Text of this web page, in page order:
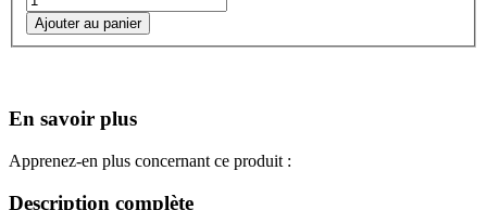
En savoir plus
Apprenez-en plus concernant ce produit :
Description complète